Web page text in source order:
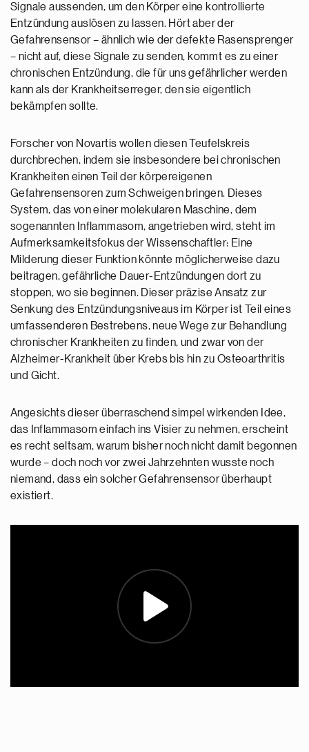
Signale aussenden, um den Körper eine kontrollierte
Entzündung auslösen zu lassen. Hört aber der
Gefahrensensor – ähnlich wie der defekte Rasensprenger
– nicht auf, diese Signale zu senden, kommt es zu einer
chronischen Entzündung, die für uns gefährlicher werden
kann als der Krankheitserreger, den sie eigentlich
bekämpfen sollte.
Forscher von Novartis wollen diesen Teufelskreis
durchbrechen, indem sie insbesondere bei chronischen
Krankheiten einen Teil der körpereigenen
Gefahrensensoren zum Schweigen bringen. Dieses
System, das von einer molekularen Maschine, dem
sogenannten Inflammasom, angetrieben wird, steht im
Aufmerksamkeitsfokus der Wissenschaftler: Eine
Milderung dieser Funktion könnte möglicherweise dazu
beitragen, gefährliche Dauer-Entzündungen dort zu
stoppen, wo sie beginnen. Dieser präzise Ansatz zur
Senkung des Entzündungsniveaus im Körper ist Teil eines
umfassenderen Bestrebens, neue Wege zur Behandlung
chronischer Krankheiten zu finden, und zwar von der
Alzheimer-Krankheit über Krebs bis hin zu Osteoarthritis
und Gicht.
Angesichts dieser überraschend simpel wirkenden Idee,
das Inflammasom einfach ins Visier zu nehmen, erscheint
es recht seltsam, warum bisher noch nicht damit begonnen
wurde – doch noch vor zwei Jahrzehnten wusste noch
niemand, dass ein solcher Gefahrensensor überhaupt
existiert.